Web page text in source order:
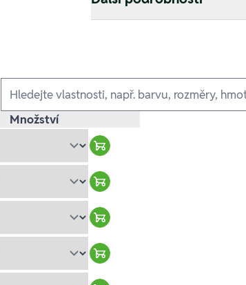
Ausführungen
Množství
Warenkorb hinzufügen
Warenkorb hinzufügen
Warenkorb hinzufügen
Warenkorb hinzufügen